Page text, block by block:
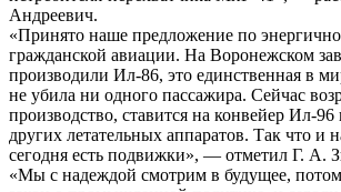
Андреевич.
«Принято наше предложение по
гражданской авиации. На Воронежском
производили Ил-86, это единственная в
не убила ни одного пассажира. Сейчас
производство, ставится на конвейер Ил-
других летательных аппаратов. Так что и
сегодня есть подвижки», — отметил Г. А.
«Мы с надеждой смотрим в будущее,